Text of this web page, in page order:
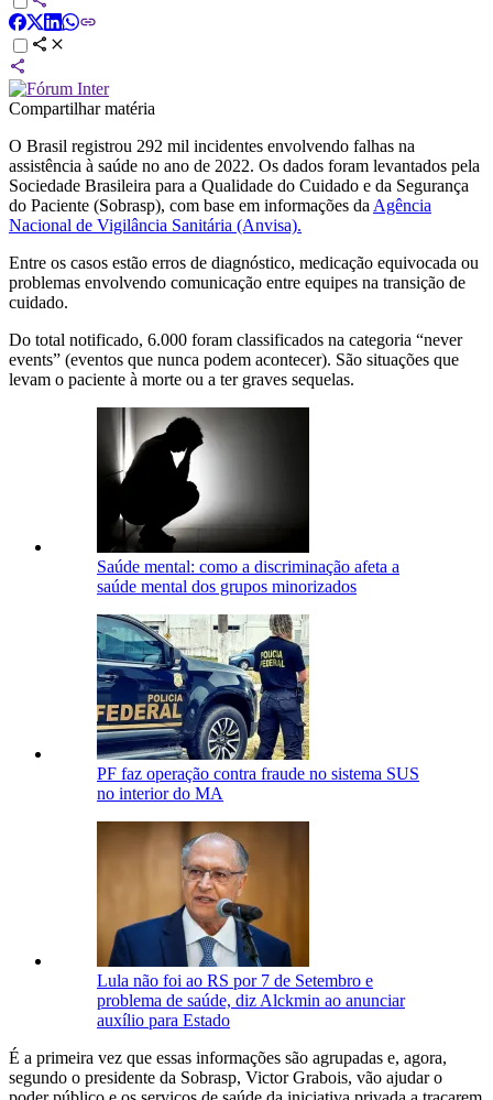
Compartilhar matéria
O Brasil registrou 292 mil incidentes envolvendo falhas na
assistência à saúde no ano de 2022. Os dados foram levantados pela
Sociedade Brasileira para a Qualidade do Cuidado e da Segurança
do Paciente (Sobrasp), com base em informações da Agência
Nacional de Vigilância Sanitária (Anvisa).
Entre os casos estão erros de diagnóstico, medicação equivocada ou
problemas envolvendo comunicação entre equipes na transição de
cuidado.
Do total notificado, 6.000 foram classificados na categoria “never
events” (eventos que nunca podem acontecer). São situações que
levam o paciente à morte ou a ter graves sequelas.
Saúde mental: como a discriminação afeta a
saúde mental dos grupos minorizados
PF faz operação contra fraude no sistema SUS
no interior do MA
Lula não foi ao RS por 7 de Setembro e
problema de saúde, diz Alckmin ao anunciar
auxílio para Estado
É a primeira vez que essas informações são agrupadas e, agora,
segundo o presidente da Sobrasp, Victor Grabois, vão ajudar o